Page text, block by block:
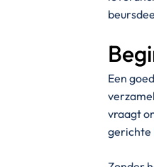
Een
vraagt
gerichte